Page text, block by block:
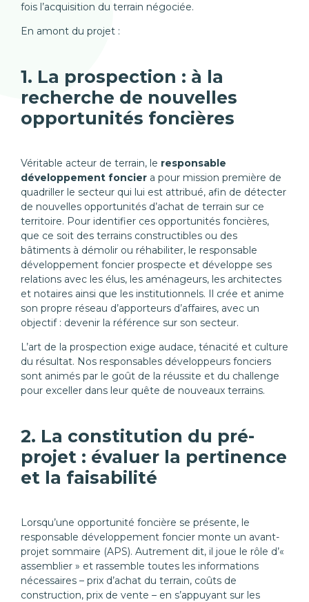
fois l’acquisition du terrain négociée.
En amont du projet :
1. La prospection : à la
recherche de nouvelles
opportunités foncières
Véritable acteur de terrain, le responsable
développement foncier a pour mission première de
quadriller le secteur qui lui est attribué, afin de détecter
de nouvelles opportunités d’achat de terrain sur ce
territoire. Pour identifier ces opportunités foncières,
que ce soit des terrains constructibles ou des
bâtiments à démolir ou réhabiliter, le responsable
développement foncier prospecte et développe ses
relations avec les élus, les aménageurs, les architectes
et notaires ainsi que les institutionnels. Il crée et anime
son propre réseau d’apporteurs d’affaires, avec un
objectif : devenir la référence sur son secteur.
L’art de la prospection exige audace, ténacité et culture
du résultat. Nos responsables développeurs fonciers
sont animés par le goût de la réussite et du challenge
pour exceller dans leur quête de nouveaux terrains.
2. La constitution du pré-
projet : évaluer la pertinence
et la faisabilité
Lorsqu’une opportunité foncière se présente, le
responsable développement foncier monte un avant-
projet sommaire (APS). Autrement dit, il joue le rôle d’«
assemblier » et rassemble toutes les informations
nécessaires – prix d’achat du terrain, coûts de
construction, prix de vente – en s’appuyant sur les